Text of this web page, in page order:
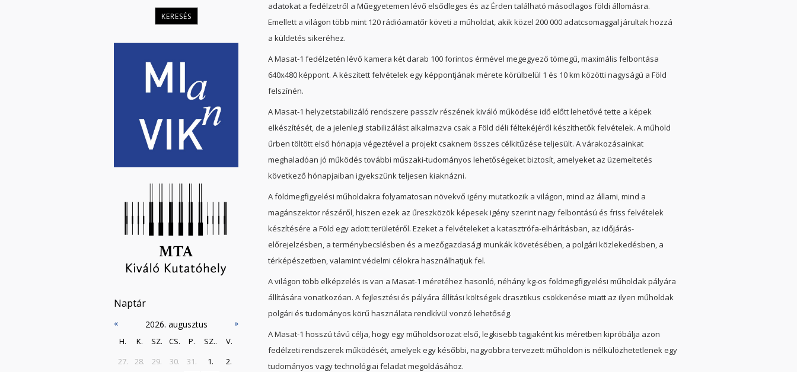
Naptár
« 2026. augusztus »
H. K. SZ. CS. P. SZ..
V.
27.
28. 29. 30. 31. 1.
2.
adatokat a fedélzetről a Műegyetemen lévő elsődleges és az Érden található másodlagos földi állomásra.
Emellett a világon több mint 120 rádióamatőr követi a műholdat, akik közel 200 000 adatcsomaggal járultak hozzá
a küldetés sikeréhez.
A Masat-1 fedélzetén lévő kamera két darab 100 forintos érmével megegyező tömegű, maximális felbontása
640x480 képpont. A készített felvételek egy képpontjának mérete körülbelül 1 és 10 km közötti nagyságú a Föld
felszínén.
A Masat-1 helyzetstabilizáló rendszere passzív részének kiváló működése idő előtt lehetővé tette a képek
elkészítését, de a jelenlegi stabilizálást alkalmazva csak a Föld déli féltekéjéről készíthetők felvételek. A műhold
űrben töltött első hónapja végeztével a projekt csaknem összes célkitűzése teljesült. A várakozásainkat
meghaladóan jó működés további műszaki-tudományos lehetőségeket biztosít, amelyeket az üzemeltetés
következő hónapjaiban igyekszünk teljesen kiaknázni.
A földmegfigyelési műholdakra folyamatosan növekvő igény mutatkozik a világon, mind az állami, mind a
magánszektor részéről, hiszen ezek az űreszközök képesek igény szerint nagy felbontású és friss felvételek
készítésére a Föld egy adott területéről. Ezeket a felvételeket a katasztrófa-elhárításban, az időjárás-
előrejelzésben, a terménybecslésben és a mezőgazdasági munkák követésében, a polgári közlekedésben, a
térképészetben, valamint védelmi célokra használhatjuk fel.
A világon több elképzelés is van a Masat-1 méretéhez hasonló, néhány kg-os földmegfigyelési műholdak pályára
állítására vonatkozóan. A fejlesztési és pályára állítási költségek drasztikus csökkenése miatt az ilyen műholdak
polgári és tudományos körű használata rendkívül vonzó lehetőség.
A Masat-1 hosszú távú célja, hogy egy műholdsorozat első, legkisebb tagjaként kis méretben kipróbálja azon
fedélzeti rendszerek működését, amelyek egy későbbi, nagyobbra tervezett műholdon is nélkülözhetetlenek egy
tudományos vagy technológiai feladat megoldásához.